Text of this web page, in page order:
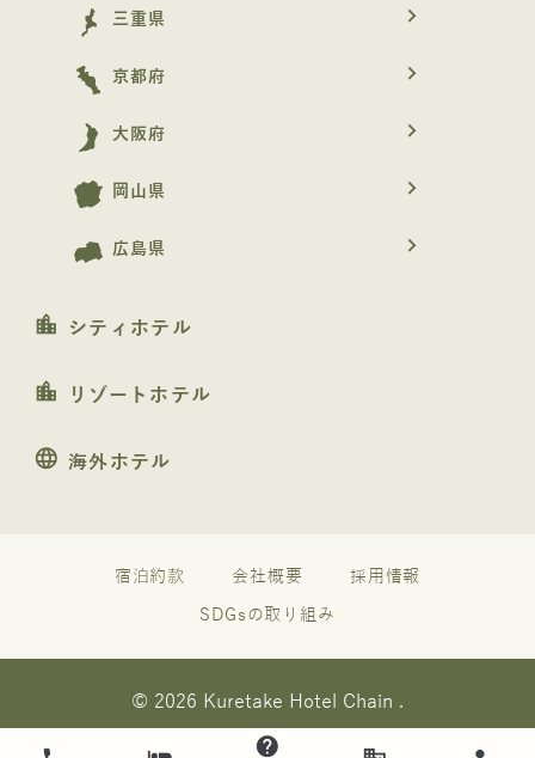
三重県 navigate_next
京都府 navigate_next
大阪府 navigate_next
岡山県 navigate_next
広島県 navigate_next
location_city シティホテル
location_city リゾートホテル
language 海外ホテル
宿泊約款 会社概要 採用情報
SDGsの取り組み
© 2026 Kuretake Hotel Chain .
help